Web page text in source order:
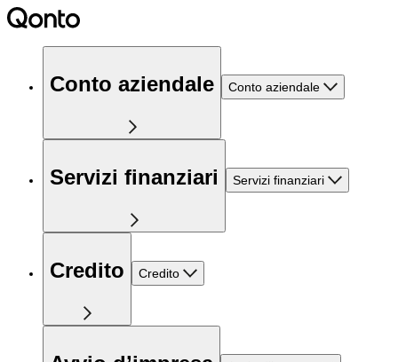
Conto aziendale Conto aziendale
Servizi finanziari Servizi finanziari
Credito Credito